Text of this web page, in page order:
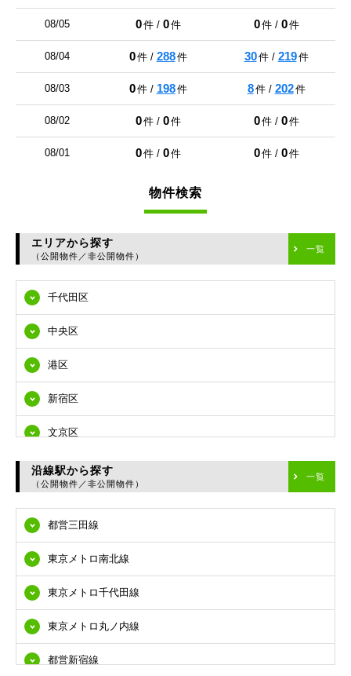
08/05 0件 / 0件 0件 / 0件
08/04 0件 / 288件 30件 / 219件
08/03 0件 / 198件 8件 / 202件
08/02 0件 / 0件 0件 / 0件
08/01 0件 / 0件 0件 / 0件
物件検索
エリアから探す
（公開物件／非公開物件）
一覧
千代田区
中央区
港区
新宿区
文京区
台東区
江東区
品川区
目黒区
大田区
世田谷区
沿線駅から探す
（公開物件／非公開物件）
一覧
都営三田線
東京メトロ南北線
東京メトロ千代田線
東京メトロ丸ノ内線
都営新宿線